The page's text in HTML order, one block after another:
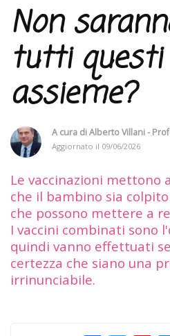
Non
tutti questi
assieme?
A cura diAlberto Villani -
Aggiornato il 09/06/2026
Le vaccinazioni mettono
che il bambino sia
che possono mettere a
I vaccini combinati sono
quindi vanno effettuati
certezza che siano una
irrinunciabile.